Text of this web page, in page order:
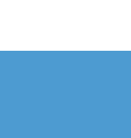
Омское